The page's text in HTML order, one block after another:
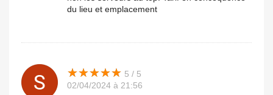
du lieu et emplacement
★★★★★
★★★★★ 5 / 5
02/04/2024 à 21:56